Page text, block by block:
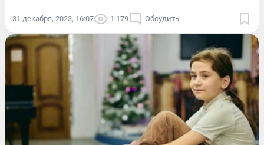
31 декабря, 2023, 16:07 1 179 Обсудить